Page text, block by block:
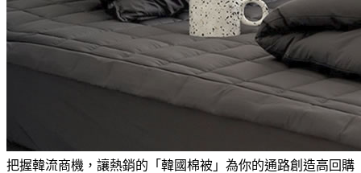
把握韓流商機，讓熱銷的「韓國棉被」為你的通路創造高回購